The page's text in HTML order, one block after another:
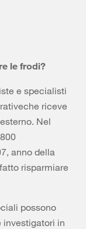
le frodi?
e specialisti
riceve
Nel
anno della
risparmiare
possono
investigatori in